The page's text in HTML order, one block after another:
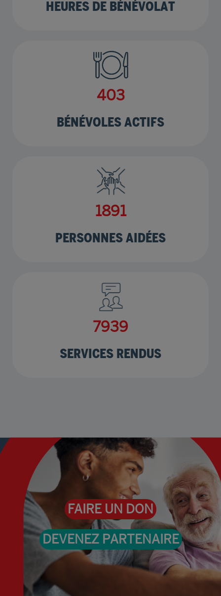
494
BÉNÉVOLES ACTIFS
2317
PERSONNES AIDÉES
9730
FAIRE UN DON
DEVENEZ PARTENAIRE